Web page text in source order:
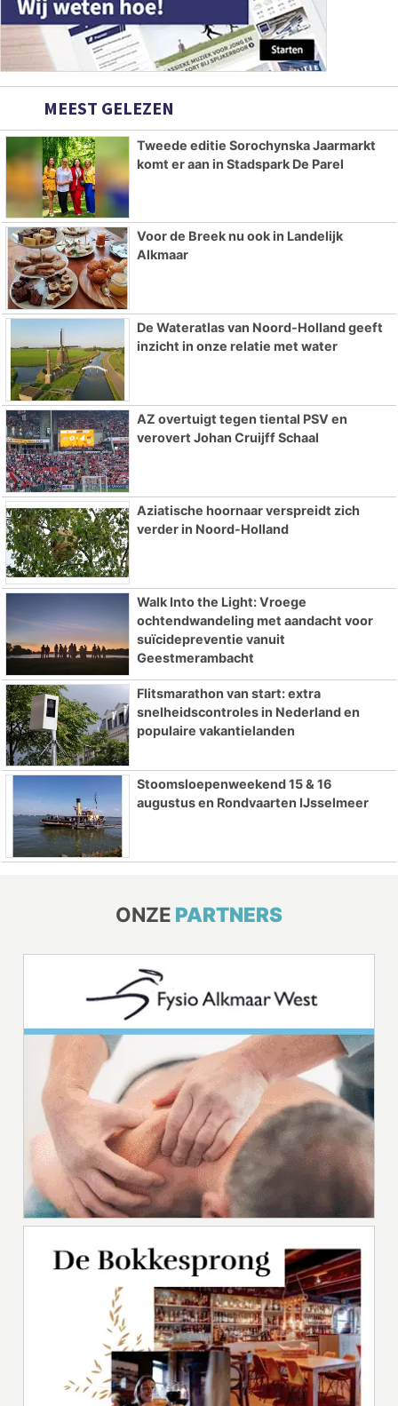
MEEST GELEZEN
Tweede editie Sorochynska Jaarmarkt
komt er aan in Stadspark De Parel
Voor de Breek nu ook in Landelijk
Alkmaar
De Wateratlas van Noord-Holland geeft
inzicht in onze relatie met water
AZ overtuigt tegen tiental PSV en
verovert Johan Cruijff Schaal
Aziatische hoornaar verspreidt zich
verder in Noord-Holland
Walk Into the Light: Vroege
ochtendwandeling met aandacht voor
suïcidepreventie vanuit
Geestmerambacht
Flitsmarathon van start: extra
snelheidscontroles in Nederland en
populaire vakantielanden
Stoomsloepenweekend 15 & 16
augustus en Rondvaarten IJsselmeer
ONZE PARTNERS